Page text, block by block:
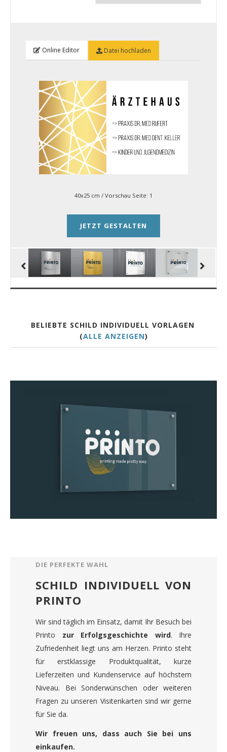
Online Editor Datei hochladen
40x25 cm / Vorschau Seite: 1
JETZT GESTALTEN
BELIEBTE SCHILD INDIVIDUELL VORLAGEN
(ALLE ANZEIGEN)
DIE PERFEKTE WAHL
SCHILD INDIVIDUELL VON
PRINTO
Wir sind täglich im Einsatz, damit Ihr Besuch bei
Printo zur Erfolgsgeschichte wird. Ihre
Zufriedenheit liegt uns am Herzen. Printo steht
für erstklassige Produktqualität, kurze
Lieferzeiten und Kundenservice auf höchstem
Niveau. Bei Sonderwünschen oder weiteren
Fragen zu unseren Visitenkarten sind wir gerne
für Sie da.
Wir freuen uns, dass auch Sie bei uns
einkaufen.